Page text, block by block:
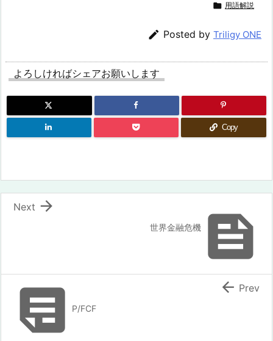
 用語解説
 Posted by Triligy ONE
よろしければシェアお願いします
Copy

世界金融危機

Next
P/FCF
 Prev